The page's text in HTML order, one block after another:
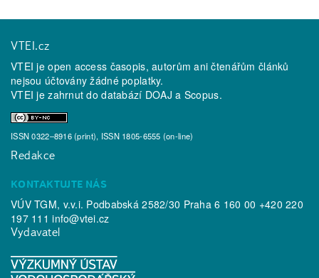
VTEI.cz
VTEI je open access časopis, autorům ani čtenářům článků
nejsou účtovány žádné poplatky.
VTEI je zahrnut do databází DOAJ a Scopus.
ISSN 0322–8916 (print), ISSN 1805-6555 (on-line)
Redakce
KONTAKTUJTE NÁS
VÚV TGM, v.v.i. Podbabská 2582/30 Praha 6 160 00 +420 220
197 111info@vtei.cz
Vydavatel